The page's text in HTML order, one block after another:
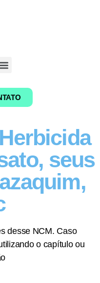
seus
desse NCM. Caso
o capítulo ou